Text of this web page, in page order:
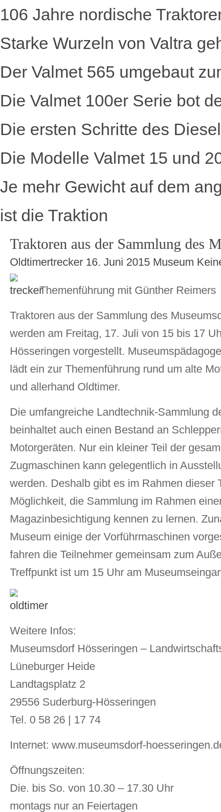
106 Jahre nordische
Starke Wurzeln von Valtra
Der Valmet 565 umgebaut
Die Valmet 100er Serie bot
Die ersten Schritte des
Die Modelle Valmet 15 und
Je mehr Gewicht auf dem
ist die Traktion
Traktoren aus der Sammlung des
Oldtimertrecker 16. Juni 2015 Museum
Themenführung mit Günther Reimers
Traktoren aus der Sammlung des
werden am Freitag, 17. Juli von 15 bis 17
Hösseringen vorgestellt.
lädt ein zur Themenführung rund um alte
und allerhand Oldtimer.
Die umfangreiche Landtechnik-Sammlung
beinhaltet auch einen Bestand an
Motorgeräten. Nur ein kleiner Teil der
Zugmaschinen kann gelegentlich in
werden. Deshalb gibt es im Rahmen dieser
Möglichkeit, die Sammlung im Rahmen
Magazinbesichtigung kennen zu lernen.
Museum einige der Vorführmaschinen
fahren die Teilnehmer gemeinsam zum
Treffpunkt ist um 15 Uhr am
Weitere Infos:
Museumsdorf Hösseringen –
Lüneburger Heide
Landtagsplatz 2
29556 Suderburg-Hösseringen
Tel. 0 58 26 | 17 74
Internet: www.museumsdorf-
Öffnungszeiten:
Die. bis So. von 10.30 – 17.30 Uhr
montags nur an Feiertagen